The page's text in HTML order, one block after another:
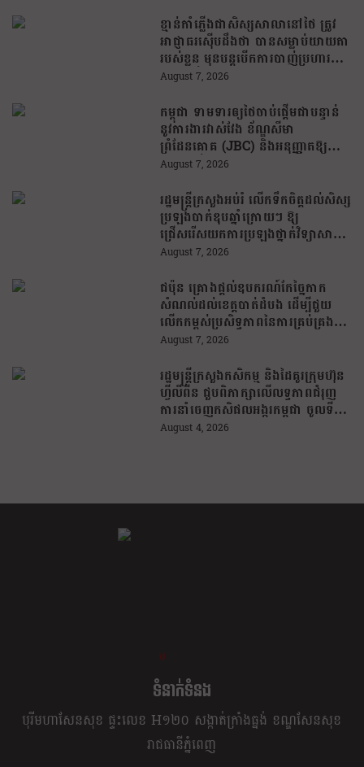
ខ្មាន់កាំភ្លើងជាសិស្សសាលានៅថៃ ត្រូវ
អាជ្ញាធរស៊ើបដឹងថា បានសម្លាប់យាយតា
របស់ខ្លួន មុនបន្តបើកការបាញ់ប្រហារនៅ
សាលារៀន
August 7, 2026
កម្ពុជា ទាមទារឲ្យថៃចាប់ផ្តើមជាបន្ទាន់
នូវការងារវាស់វែង ខ័ណ្ឌសីមា
ព្រំដែនគោគ (JBC) និងអនុញ្ញាតឱ្យ
ពលរដ្ឋភៀសសឹកវិលទៅលំនៅឋានវិញ
August 7, 2026
រដ្ឋមន្រ្តីក្រសួងអប់រំ លើកទឹកចិត្តដល់សិស្ស
ប្រឡងបាក់ឌុបឆ្នាំក្រោយៗ ឱ្យ
ជ្រើសរើសយកការប្រឡងថ្នាក់វិទ្យាសាស្ត្រ
ដើម្បីឆ្លើយតបទៅនឹងតម្រូវការធនធាន
August 7, 2026
ជប៉ុន គ្រោងផ្តល់ឧបករណ៍កែច្នៃកាក
សំណល់ដល់ខេត្តបាត់ដំបង ដើម្បីជួយ
លើកកម្ពស់ប្រសិទ្ធភាពនៃការគ្រប់គ្រង
សំណល់
August 7, 2026
រដ្ឋមន្រ្តីក្រសួងកសិកម្ម និងដៃគូរក្រុមហ៊ុន
ហ្វីលីពីន ជួបពិភាក្សាលើលទ្ធភាពជំរុញ
ការនាំចេញកសិផលអង្ករកម្ពុជា ចូលទី
ផ្សារហ្វីលីពីន
August 4, 2026
ខ្លឹម ខ្លី រហ័ស
ទំនាក់ទំនង
បុរីមហាសែនសុខ ផ្ទះលេខ H១២០ សង្កាត់ក្រាំងធ្នង់ ខណ្ឌសែនសុខ
រាជធានីភ្នំពេញ